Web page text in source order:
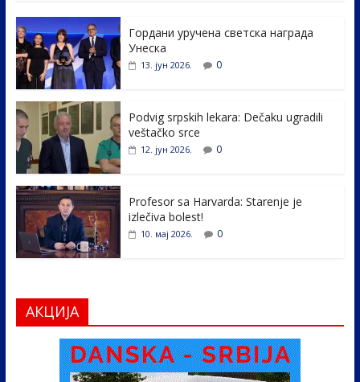
e
b
o
o
k
itt
er e
dI
e
Гордани уручена светска награда
Унеска
13. јун 2026. 0
Podvig srpskih lekara: Dečaku ugradili
veštačko srce
12. јун 2026. 0
Profesor sa Harvarda: Starenje je
izlečiva bolest!
10. мај 2026. 0
АКЦИЈА